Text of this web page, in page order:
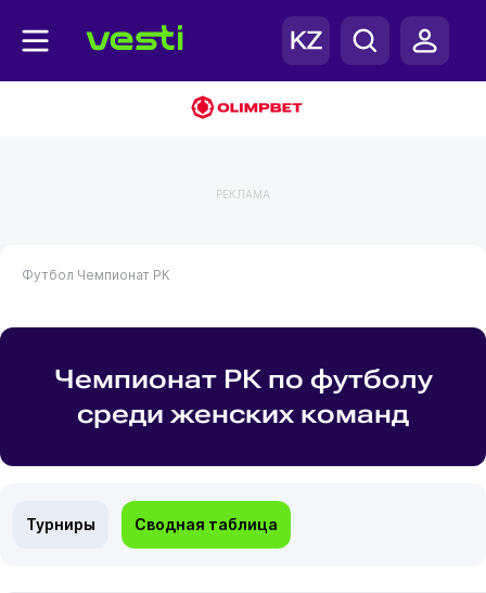
РЕКЛАМА
Футбол Чемпионат РК
Чемпионат РК по футболу
среди женских команд
Турниры Сводная таблица